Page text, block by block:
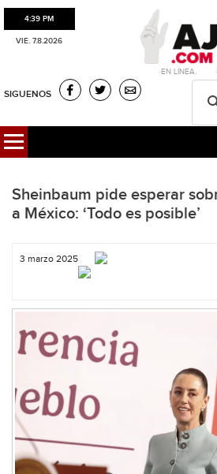
4:39 PM
VIE. 7.8.2026
·EN LÍNEA.
SIGUENOS
Sheinbaum pide esperar
a México: ‘Todo es posible’
3 marzo 2025